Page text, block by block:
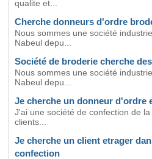
qualite et...
Cherche donneurs d'ordre
Nous sommes une société
Nabeul depu...
Société de broderie cherche
Nous sommes une société
Nabeul depu...
Je cherche un donneur d'ordre
J'ai une société de confection de
clients...
Je cherche un client etrager
confection